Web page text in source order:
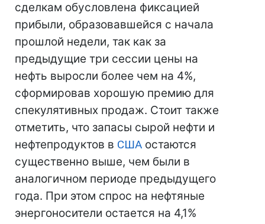
сделкам обусловлена фиксацией
прибыли, образовавшейся с начала
прошлой недели, так как за
предыдущие три сессии цены на
нефть выросли более чем на 4%,
сформировав хорошую премию для
спекулятивных продаж. Стоит также
отметить, что запасы сырой нефти и
нефтепродуктов в США остаются
существенно выше, чем были в
аналогичном периоде предыдущего
года. При этом спрос на нефтяные
энергоносители остается на 4,1%